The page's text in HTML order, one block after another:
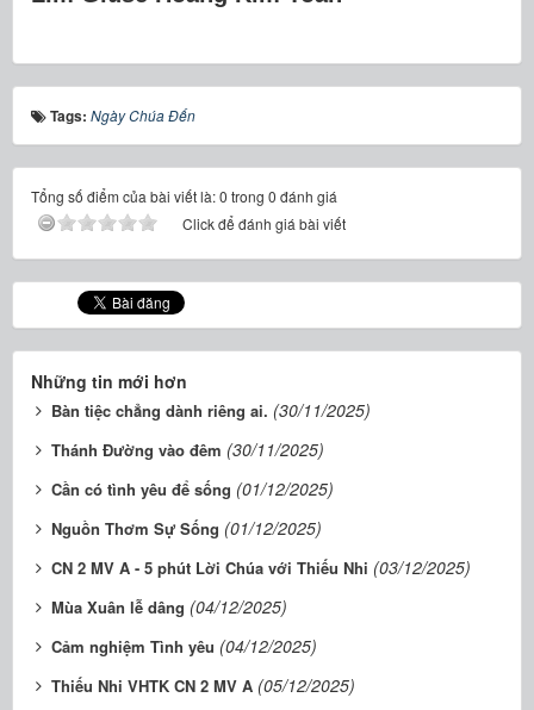
Tags: Ngày Chúa Đến
Tổng số điểm của bài viết là: 0 trong 0 đánh giá
Click để đánh giá bài viết
Những tin mới hơn
Bàn tiệc chẳng dành riêng ai. (30/11/2025)
Thánh Đường vào đêm (30/11/2025)
Cần có tình yêu để sống (01/12/2025)
Nguồn Thơm Sự Sống (01/12/2025)
CN 2 MV A - 5 phút Lời Chúa với Thiếu Nhi (03/12/2025)
Mùa Xuân lễ dâng (04/12/2025)
Cảm nghiệm Tình yêu (04/12/2025)
Thiếu Nhi VHTK CN 2 MV A (05/12/2025)